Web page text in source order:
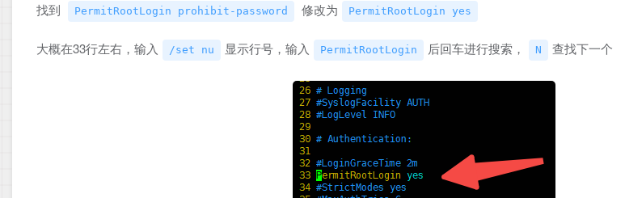
找到 PermitRootLogin prohibit-password 修改为 PermitRootLogin yes
大概在33行左右，输入 /set nu 显示行号，输入 PermitRootLogin 后回车进行搜索， N 查找下一个